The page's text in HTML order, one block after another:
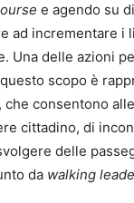
e agendo su
ad incrementare i
Una delle azioni
scopo è
che consentono
cittadino, di
delle
da walking